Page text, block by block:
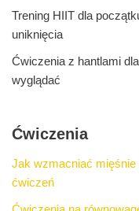
Trening HIIT dla
uniknięcia
Ćwiczenia z hantlami
wyglądać
Ćwiczenia
Jak wzmacniać
ćwiczeń